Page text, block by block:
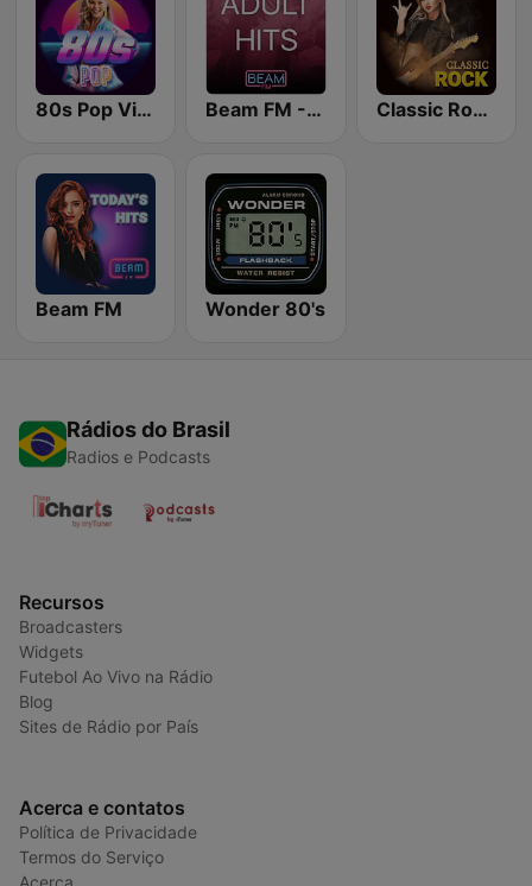
80s Pop Vibes Beam FM - Adult Hits Classic Rock Station
Beam FM Wonder 80's
Rádios do Brasil
Radios e Podcasts
Recursos
Broadcasters
Widgets
Futebol Ao Vivo na Rádio
Blog
Sites de Rádio por País
Acerca e contatos
Política de Privacidade
Termos do Serviço
Acerca